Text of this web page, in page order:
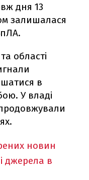
дня 13
залишалася
області
в
У владі
новин
джерела в